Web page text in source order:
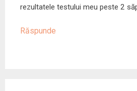
rezultatele testului meu peste 2
Răspunde